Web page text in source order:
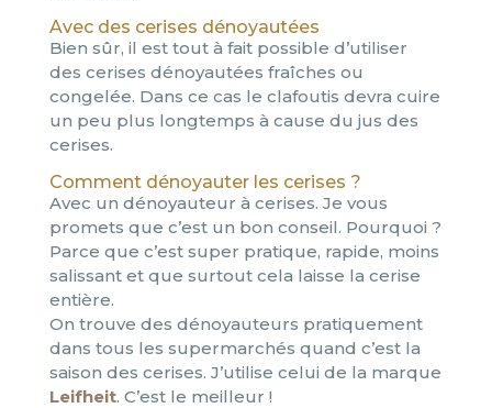
Avec des cerises dénoyautées
Bien sûr, il est tout à fait possible d’utiliser
des cerises dénoyautées fraîches ou
congelée. Dans ce cas le clafoutis devra cuire
un peu plus longtemps à cause du jus des
cerises.
Comment dénoyauter les cerises ?
Avec un dénoyauteur à cerises. Je vous
promets que c’est un bon conseil. Pourquoi ?
Parce que c’est super pratique, rapide, moins
salissant et que surtout cela laisse la cerise
entière.
On trouve des dénoyauteurs pratiquement
dans tous les supermarchés quand c’est la
saison des cerises. J’utilise celui de la marque
Leifheit. C’est le meilleur !